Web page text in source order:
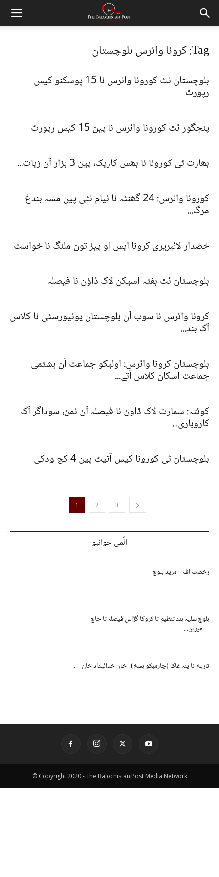
Tag: کرونا وائرس بلوچستان
بلوچستان ئٹ کورونا وائرس نا 15 پوسکنو کیس
رپورٹ
پنجگور ئٹ کورونا وائرس نا پین 15 کیس رپورٹ
بھارت ٹی کورونا نا بھس کاریک، پین 3 ہزار آن زیات...
کورونا وائرس: 24 گھنٹہ نا نیام ئٹی پین مسہ بندغ
مرگ...
خضدار لائبریری کرونا ایس او پیز تون ملنگ نا خواست
بلوچستان ئٹ ہفتہ اسیکن لاک ڈاؤن نا فیصلہ
کرونا وائرس نا سوب آن بلوچستان یونیورسٹی نا کلاس
آک بند...
بلوچستان کرونا وائرس: اولیکو جماعت آن ہشتمی
جماعت اسکان کلاس آتے...
کوئٹہ: سمارٹ لاک ڈاون نا فیصلہ آن نمن، سوداگر آک
کاروباری...
بلوچستان ٹی کورونا کیس آتیٹ پین 4 کچ ودکی
1 2 3
الّمی خوانبو
رخصت اف – مرید بلوچ
بلوچ سلہہ بند تنظیم تا کروکا گڑاس فیصلہ تا جاچ
__میرین...
تاریخ نا پنہ غاک (چارمیکو بشخ) | خان خدائیداد خان –...
© Copyright 2020 - The Balochistan Post Media Network